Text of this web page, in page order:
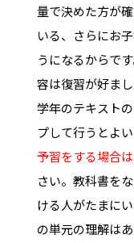
量で決めた方が
いる、さらにお
うになるからで
容は復習が好ま
学年のテキスト
プして行うとよい
予習をする場合
さい。教科書を
ける人がたまに
の単元の理解は